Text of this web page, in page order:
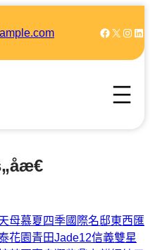
Facebook X Instagram LinkedIn
母慕夏四季國際名邸東西匯
花園 青田Jade12信義雙星